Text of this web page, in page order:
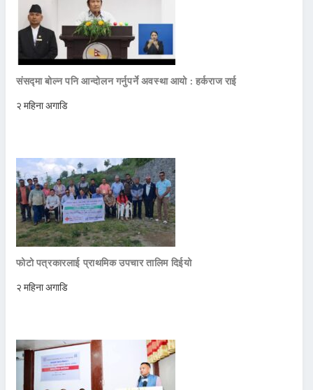
संसद्मा बोल्न पनि आन्दोलन गर्नुपर्ने अवस्था आयो : हर्कराज राई
२ महिना अगाडि
फोटो पत्रकारलाई प्राथमिक उपचार तालिम दिईयो
२ महिना अगाडि